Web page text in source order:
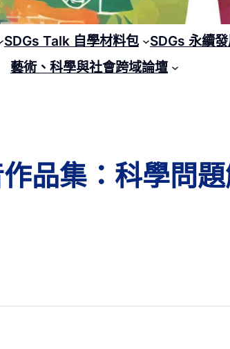
SDGs Talk 自學材料包 SDGs 永續
藝術、科學與社會跨域論壇
品集：科學問